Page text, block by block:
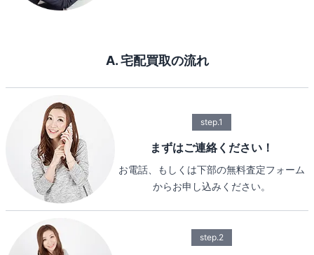
A. 宅配買取の流れ
step.1
まずはご連絡ください！
お電話、もしくは下部の無料査定フォーム
からお申し込みください。
step.2